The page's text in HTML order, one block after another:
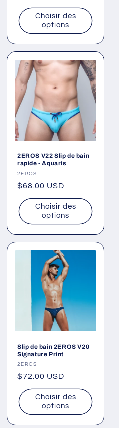
habituel
Choisir des
options
2EROS V22 Slip de bain
rapide - Aquaris
Fournisseur :
2EROS
Prix
habituel
$68.00 USD
Choisir des
options
Slip de bain 2EROS V20
Signature Print
Fournisseur :
2EROS
Prix
habituel
$72.00 USD
Choisir des
options